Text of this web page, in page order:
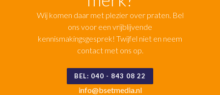
Wij komen daar met plezier over praten. Bel
ons voor een vrijblijvende
kennismakingsgesprek! Twijfel niet en neem
contact met ons op.
BEL: 040 - 843 08 22
info@bsetmedia.nl